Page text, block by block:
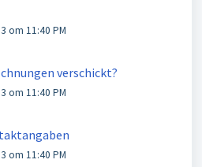
om 11:40 PM
verschickt?
om 11:40 PM
om 11:40 PM